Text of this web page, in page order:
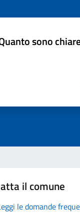
sono
il comune
le domande